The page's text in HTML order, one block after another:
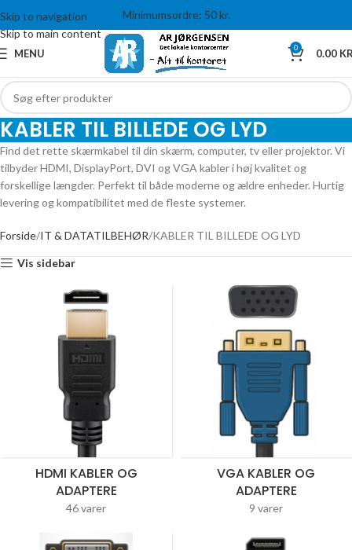
Skip to navigation
Skip to main content
Minimumsordre: 50 kr.
MENU 0 0.00
KABLER TIL BILLEDE OG LYD
Find det rette skærmkabel til din skærm, computer, tv eller projektor. Vi
tilbyder HDMI, DisplayPort, DVI og VGA kabler i høj kvalitet og
forskellige længder. Perfekt til både moderne og ældre enheder. Hurtig
levering og kompatibilitet med de fleste systemer.
Forside IT & DATATILBEHØR KABLER TIL BILLEDE OG LYD
Vis sidebar
HDMI KABLER OG
ADAPTERE
46 varer
VGA KABLER OG
ADAPTERE
9 varer